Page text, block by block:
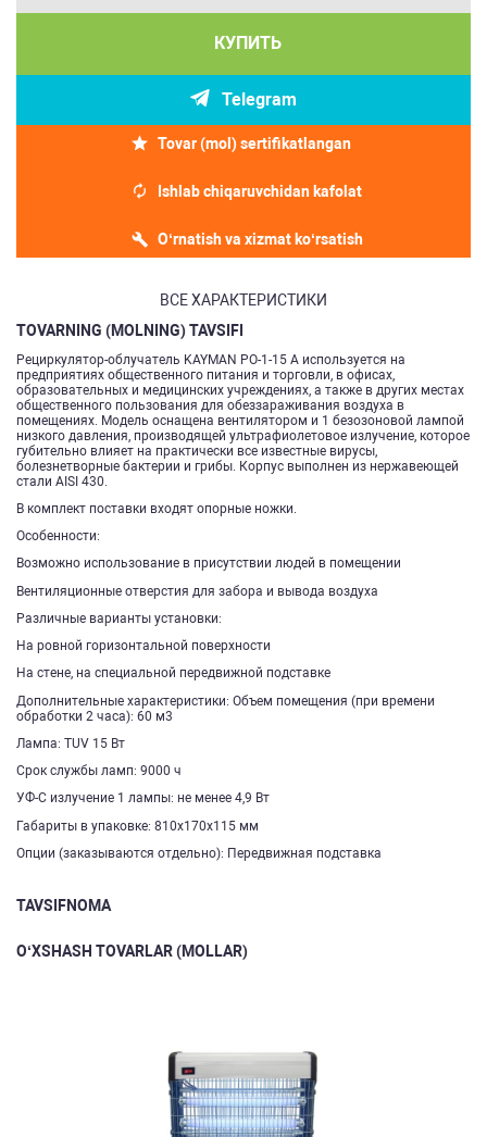
КУПИТЬ
Telegram
Tovar (mol) sertifikatlangan
Ishlab chiqaruvchidan kafolat
O‘rnatish va xizmat ko‘rsatish
ВСЕ ХАРАКТЕРИСТИКИ
TOVARNING (MOLNING) TAVSIFI
Рециркулятор-облучатель KAYMAN РО-1-15 А используется на
предприятиях общественного питания и торговли, в офисах,
образовательных и медицинских учреждениях, а также в других местах
общественного пользования для обеззараживания воздуха в
помещениях. Модель оснащена вентилятором и 1 безозоновой лампой
низкого давления, производящей ультрафиолетовое излучение, которое
губительно влияет на практически все известные вирусы,
болезнетворные бактерии и грибы. Корпус выполнен из нержавеющей
стали AISI 430.
В комплект поставки входят опорные ножки.
Особенности:
Возможно использование в присутствии людей в помещении
Вентиляционные отверстия для забора и вывода воздуха
Различные варианты установки:
На ровной горизонтальной поверхности
На стене, на специальной передвижной подставке
Дополнительные характеристики: Объем помещения (при времени
обработки 2 часа): 60 м3
Лампа: TUV 15 Вт
Срок службы ламп: 9000 ч
УФ-С излучение 1 лампы: не менее 4,9 Вт
Габариты в упаковке: 810х170х115 мм
Опции (заказываются отдельно): Передвижная подставка
TAVSIFNOMA
O‘XSHASH TOVARLAR (MOLLAR)